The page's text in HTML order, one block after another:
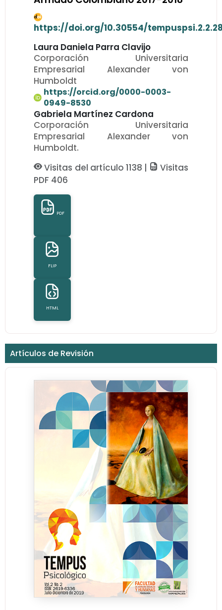
https://doi.org/10.30554/
Laura Daniela Parra Clavijo
Corporación Universitaria
Empresarial Alexander von
Humboldt
https://orcid.org/0000-0003-
0949-8530
Gabriela Martínez Cardona
Corporación Universitaria
Empresarial Alexander von
Humboldt.
Visitas del artículo 1138 |
Visitas
PDF 406
PDF
FLIP
HTML
Artículos de Revisión